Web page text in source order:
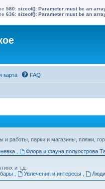
580: sizeof(): Parameter must be an
636: sizeof(): Parameter must be an
карта FAQ
и работы, парки и магазины, пляжи,
Флора и фауна полуострова
и т.д.
Увлечения и интересы